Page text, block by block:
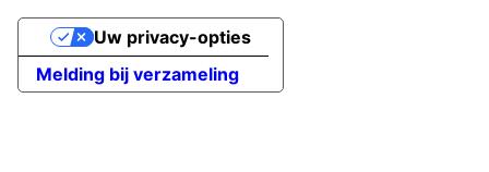
Melding bij verzameling
Uw privacy-opties